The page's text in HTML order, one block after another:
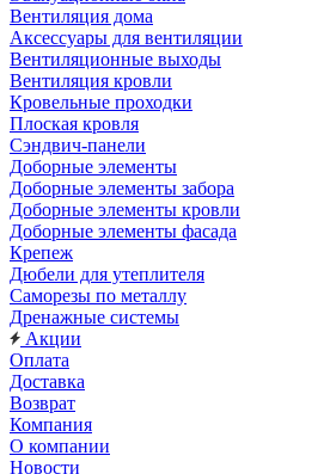
Вентиляция дома
Аксессуары для вентиляции
Вентиляционные выходы
Вентиляция кровли
Кровельные проходки
Плоская кровля
Сэндвич-панели
Доборные элементы
Доборные элементы забора
Доборные элементы кровли
Доборные элементы фасада
Крепеж
Дюбели для утеплителя
Саморезы по металлу
Дренажные системы
Акции
Оплата
Доставка
Возврат
Компания
О компании
Новости